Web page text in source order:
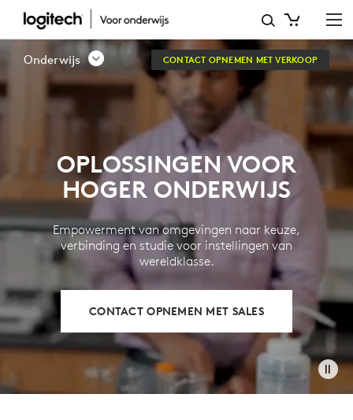
LOGITECH-
OPLOSSINGEN
VOOR
HOGER
ONDERWIJS
Onderwijs CONTACT OPNEMEN MET VERKOOP
OPLOSSINGEN VOOR
HOGER ONDERWIJS
Empowerment van omgevingen naar keuze,
verbinding en studie voor instellingen van
wereldklasse.
CONTACT OPNEMEN MET SALES